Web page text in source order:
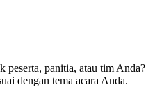
peserta, panitia, atau tim Anda?
dengan tema acara Anda.